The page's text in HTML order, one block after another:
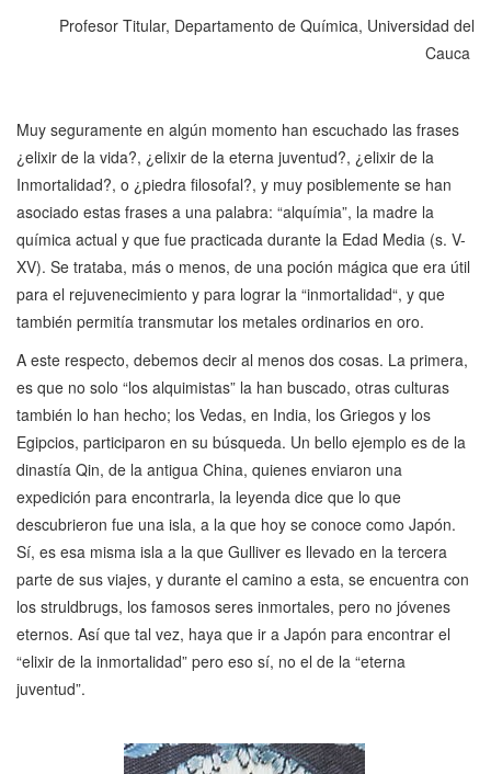
Profesor Titular, Departamento de Química, Universidad del
Cauca
Muy seguramente en algún momento han escuchado las frases
¿elixir de la vida?, ¿elixir de la eterna juventud?, ¿elixir de la
Inmortalidad?, o ¿piedra filosofal?, y muy posiblemente se han
asociado estas frases a una palabra: “alquímia”, la madre la
química actual y que fue practicada durante la Edad Media (s. V-
XV). Se trataba, más o menos, de una poción mágica que era útil
para el rejuvenecimiento y para lograr la “inmortalidad“, y que
también permitía transmutar los metales ordinarios en oro.
A este respecto, debemos decir al menos dos cosas. La primera,
es que no solo “los alquimistas” la han buscado, otras culturas
también lo han hecho; los Vedas, en India, los Griegos y los
Egipcios, participaron en su búsqueda. Un bello ejemplo es de la
dinastía Qin, de la antigua China, quienes enviaron una
expedición para encontrarla, la leyenda dice que lo que
descubrieron fue una isla, a la que hoy se conoce como Japón.
Sí, es esa misma isla a la que Gulliver es llevado en la tercera
parte de sus viajes, y durante el camino a esta, se encuentra con
los struldbrugs, los famosos seres inmortales, pero no jóvenes
eternos. Así que tal vez, haya que ir a Japón para encontrar el
“elixir de la inmortalidad” pero eso sí, no el de la “eterna
juventud”.